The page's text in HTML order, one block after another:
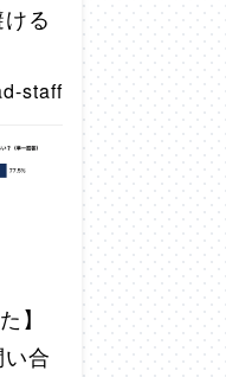
る
staff
】
合